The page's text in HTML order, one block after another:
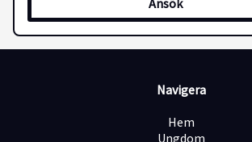
Ansök redan idag! Vi behandlar
och tjänsten kan komma att tillsättas
ansökningsdatum. Välkommen med din
Navigera
Hem
Ungdom